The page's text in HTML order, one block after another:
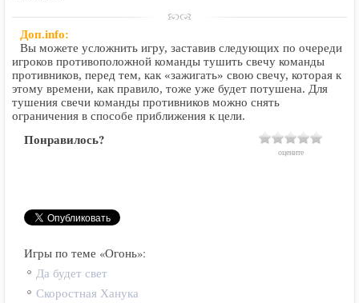
Доп.info:
Вы можете усложнить игру, заставив следующих по очереди
игроков противоположной команды тушить свечу команды
противников, перед тем, как «зажигать» свою свечу, которая к
этому времени, как правило, тоже уже будет потушена. Для
тушения свечи команды противников можно снять
ограничения в способе приближения к цели.
Понравилось?
оцените
Игры по теме «Огонь»:
Да будет свет
Скоростная Ханука